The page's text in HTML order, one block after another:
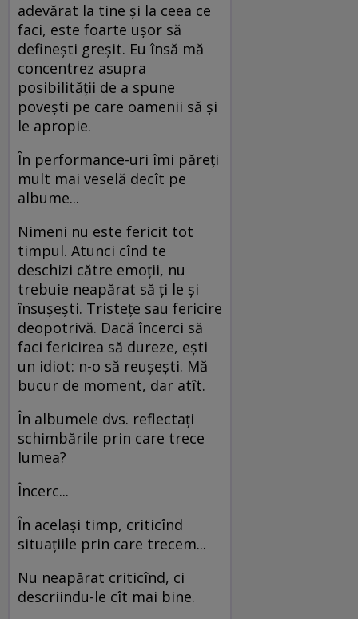
adevărat la tine şi la ceea ce
faci, este foarte uşor să
defineşti greşit. Eu însă mă
concentrez asupra
posibilităţii de a spune
poveşti pe care oamenii să şi
le apropie.
În performance-uri îmi păreţi
mult mai veselă decît pe
albume...
Nimeni nu este fericit tot
timpul. Atunci cînd te
deschizi către emoţii, nu
trebuie neapărat să ţi le şi
însuşeşti. Tristeţe sau fericire
deopotrivă. Dacă încerci să
faci fericirea să dureze, eşti
un idiot: n-o să reuşeşti. Mă
bucur de moment, dar atît.
În albumele dvs. reflectaţi
schimbările prin care trece
lumea?
Încerc...
În acelaşi timp, criticînd
situaţiile prin care trecem...
Nu neapărat criticînd, ci
descriindu-le cît mai bine.